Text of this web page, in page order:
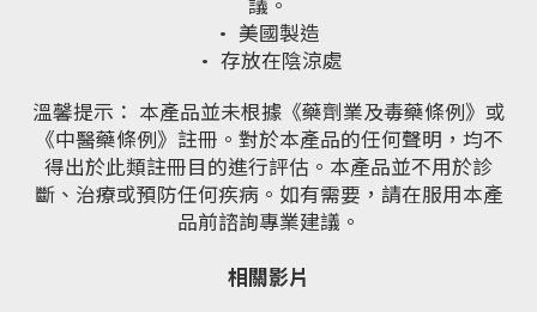
· 美國製造
· 存放在陰涼處
溫馨提示： 本產品並未根據《藥劑業及毒藥條例》或
《中醫藥條例》註冊。對於本產品的任何聲明，均不
得出於此類註冊目的進行評估。本產品並不用於診
斷、治療或預防任何疾病。如有需要，請在服用本產
品前諮詢專業建議。
相關影片